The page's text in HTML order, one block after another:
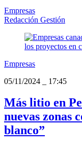
Empresas
Redacción Gestión
Empresas
05/11/2024
17:45
Más litio en
nuevas zonas
blanco”